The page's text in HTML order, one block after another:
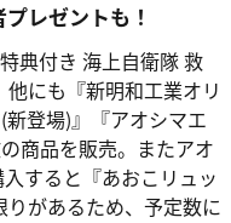
レゼントも！
典付き 海上自衛隊 救
にも『新明和工業オリ
登場)』『アオシマエ
商品を販売。またアオ
すると『あおこリュッ
があるため、予定数に